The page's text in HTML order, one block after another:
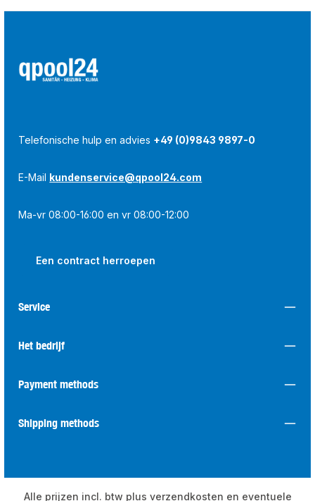
Telefonische hulp en advies +49 (0)9843 9897-0
E-Mail kundenservice@qpool24.com
Ma-vr 08:00-16:00 en vr 08:00-12:00
Een contract herroepen
Service
Het bedrijf
Payment methods
Shipping methods
Alle prijzen incl. btw plus verzendkosten en eventuele